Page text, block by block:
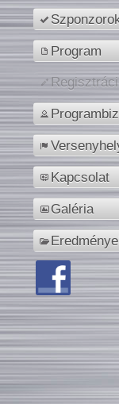
Program
Kapcsolat
Galéria